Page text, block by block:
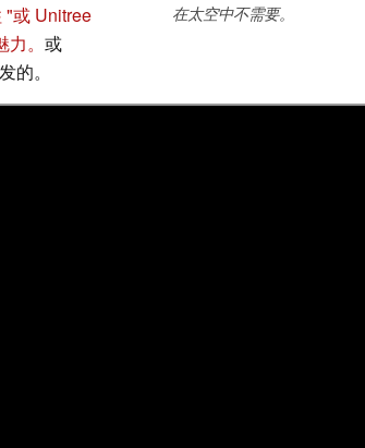
在太空中不需要。
"或 Unitree
。 或
的。